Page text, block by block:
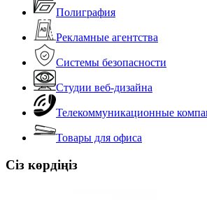
Полиграфия
Рекламные агентства
Системы безопасности
Студии веб-дизайна
Телекоммуникационные
Товары для офиса
Сіз көрдіңіз